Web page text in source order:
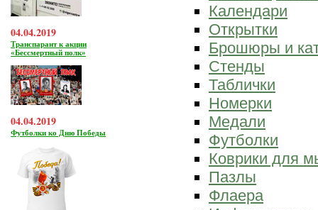
04.04.2019
Транспарант к акции
«Бессмертный полк»
04.04.2019
Футболки ко Дню Победы
Календари
Открытки
Брошюры и
Стенды
Таблички
Номерки
Медали
Футболки
Коврики для
Пазлы
Флаера